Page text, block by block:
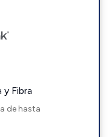
Fibra
de hasta